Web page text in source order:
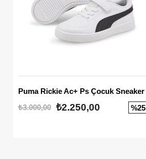
Puma Rickie Ac+ Ps Çocuk Sneaker
₺3.000,00 ₺2.250,00 %25